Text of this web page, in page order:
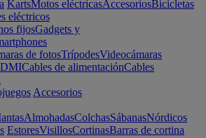
KartsMotos eléctricasAccesoriosBicicletas
eléctricos
fijosGadgets y
de fotosTrípodesVideocámaras
Cables de alimentaciónCables
Accesorios
AlmohadasColchasSábanasNórdicos
EstoresVisillosCortinasBarras de cortina